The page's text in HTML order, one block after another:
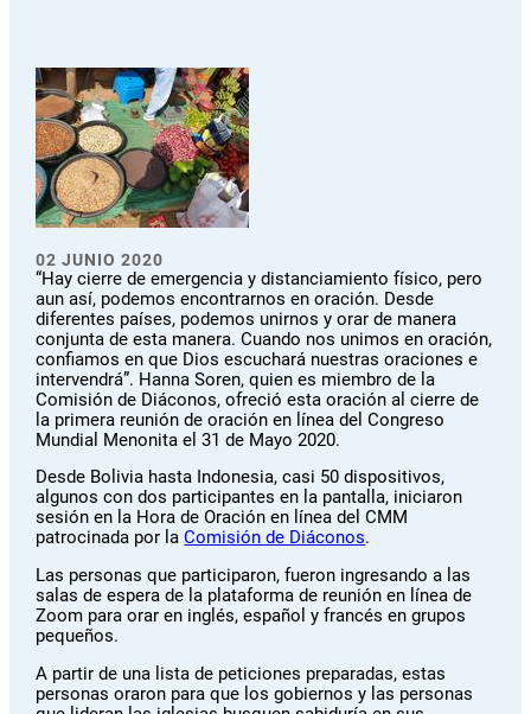
02 JUNIO 2020
“Hay cierre de emergencia y distanciamiento físico, pero
aun así, podemos encontrarnos en oración. Desde
diferentes países, podemos unirnos y orar de manera
conjunta de esta manera. Cuando nos unimos en oración,
confiamos en que Dios escuchará nuestras oraciones e
intervendrá”. Hanna Soren, quien es miembro de la
Comisión de Diáconos, ofreció esta oración al cierre de
la primera reunión de oración en línea del Congreso
Mundial Menonita el 31 de Mayo 2020.
Desde Bolivia hasta Indonesia, casi 50 dispositivos,
algunos con dos participantes en la pantalla, iniciaron
sesión en la Hora de Oración en línea del CMM
patrocinada por laComisión de Diáconos.
Las personas que participaron, fueron ingresando a las
salas de espera de la plataforma de reunión en línea de
Zoom para orar en inglés, español y francés en grupos
pequeños.
A partir de una lista de peticiones preparadas, estas
personas oraron para que los gobiernos y las personas